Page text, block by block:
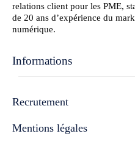
relations client pour les PME,
de 20 ans d’expérience du
numérique.
Informations
Recrutement
Mentions légales